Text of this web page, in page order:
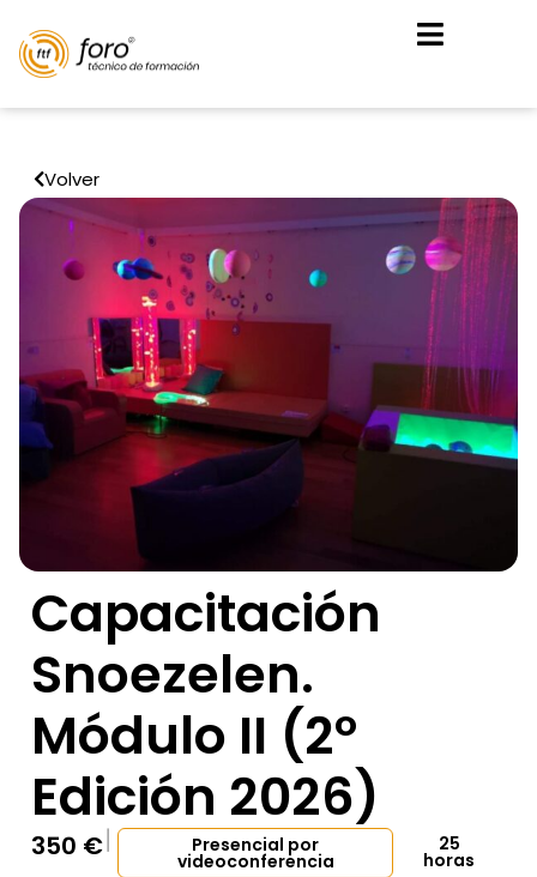
Volver
Capacitación
Snoezelen.
Módulo II (2º
Edición 2026)
350 € Presencial por
videoconferencia
25
horas